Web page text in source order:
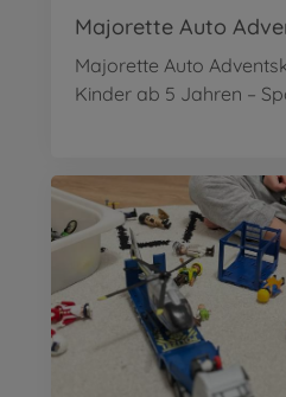
Majorette Auto
Majorette Auto
Kinder ab 5 Jahren –